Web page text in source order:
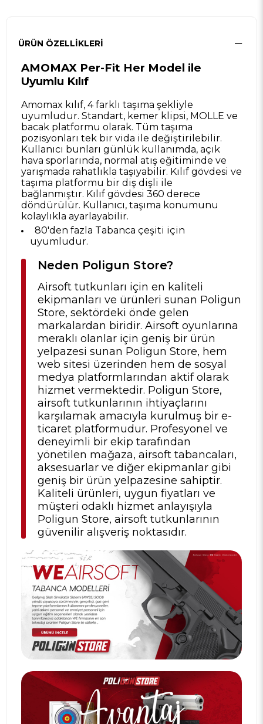
ÜRÜN ÖZELLIKLERI
AMOMAX Per-Fit Her Model ile
Uyumlu Kılıf
Amomax kılıf, 4 farklı taşıma şekliyle
uyumludur. Standart, kemer klipsi, MOLLE ve
bacak platformu olarak. Tüm taşıma
pozisyonları tek bir vida ile değiştirilebilir.
Kullanıcı bunları günlük kullanımda, açık
hava sporlarında, normal atış eğitiminde ve
yarışmada rahatlıkla taşıyabilir. Kılıf gövdesi ve
taşıma platformu bir diş dişli ile
bağlanmıştır. Kılıf gövdesi 360 derece
döndürülür. Kullanıcı, taşıma konumunu
kolaylıkla ayarlayabilir.
80'den fazla Tabanca çeşiti için
uyumludur.
Neden Poligun Store?
Airsoft tutkunları için en kaliteli
ekipmanları ve ürünleri sunan Poligun
Store, sektördeki önde gelen
markalardan biridir. Airsoft oyunlarına
meraklı olanlar için geniş bir ürün
yelpazesi sunan Poligun Store, hem
web sitesi üzerinden hem de sosyal
medya platformlarından aktif olarak
hizmet vermektedir. Poligun Store,
airsoft tutkunlarının ihtiyaçlarını
karşılamak amacıyla kurulmuş bir e-
ticaret platformudur. Profesyonel ve
deneyimli bir ekip tarafından
yönetilen mağaza, airsoft tabancaları,
aksesuarlar ve diğer ekipmanlar gibi
geniş bir ürün yelpazesine sahiptir.
Kaliteli ürünleri, uygun fiyatları ve
müşteri odaklı hizmet anlayışıyla
Poligun Store, airsoft tutkunlarının
güvenilir alışveriş noktasıdır.